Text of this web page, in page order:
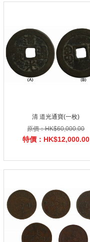
清 道光通寶(一枚)
原價：HK$60,000.00
特價：HK$12,000.00